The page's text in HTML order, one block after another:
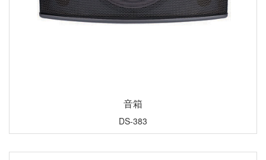
音箱
DS-383